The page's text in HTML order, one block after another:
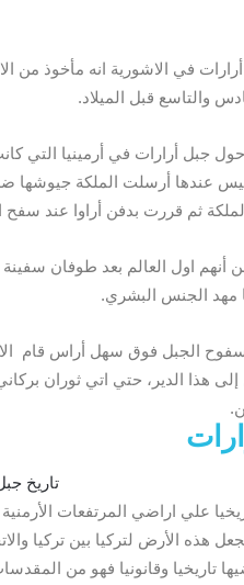
في الاشورية انه مأخوذ من
والتاسع قبل الميلاد.
جبل أرارات في أرمينيا التي
عندها أرسلت الملكة جيوشها
ثم قررت بدفن أراوا عند سفح
أنهم اول العالم بعد طوفان
مهد الجنس البشري.
الجبل فوق سهل أراس قام
علي اراضي المرتفعات
في عام 1923 لجعل هذه الأرض لتركيا
تاريخيا وقانونيا فهو من